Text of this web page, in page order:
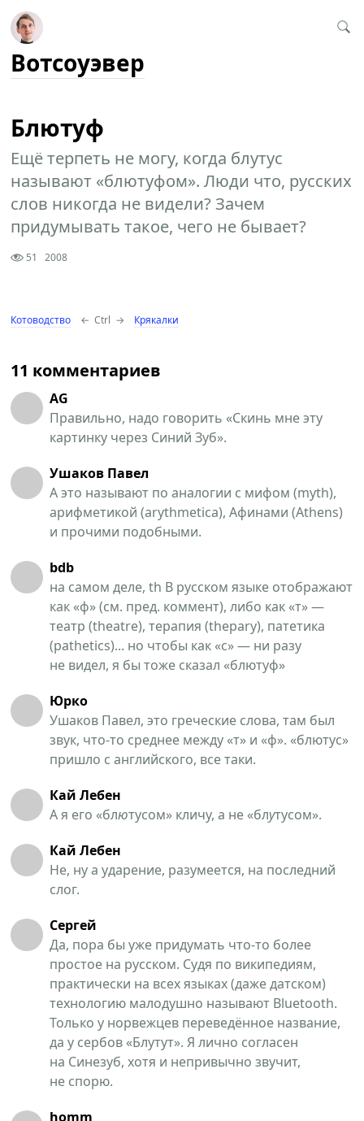
Вотсоуэвер
Блютуф
Ещё терпеть не могу, когда блутус
называют «блютуфом». Люди что, русских
слов никогда не видели? Зачем
придумывать такое, чего не бывает?
51 2008
Котоводство ← Ctrl → Крякалки
11 комментариев
AG
Правильно, надо говорить «Скинь мне эту
картинку через Синий Зуб».
Ушаков Павел
А это называют по аналогии с мифом (myth),
арифметикой (arythmetica), Афинами (Athens)
и прочими подобными.
bdb
на самом деле, th В русском языке отображают
как «ф» (см. пред. коммент), либо как «т» —
театр (theatre), терапия (thepary), патетика
(pathetics)... но чтобы как «с» — ни разу
не видел, я бы тоже сказал «блютуф»
Юрко
Ушаков Павел, это греческие слова, там был
звук, что-то среднее между «т» и «ф». «блютус»
пришло с английского, все таки.
Кай Лебен
А я его «блютусом» кличу, а не «блутусом».
Кай Лебен
Не, ну а ударение, разумеется, на последний
слог.
Сергей
Да, пора бы уже придумать что-то более
простое на русском. Судя по википедиям,
практически на всех языках (даже датском)
технологию малодушно называют Bluetooth.
Только у норвежцев переведённое название,
да у сербов «Блутут». Я лично согласен
на Синезуб, хотя и непривычно звучит,
не спорю.
homm